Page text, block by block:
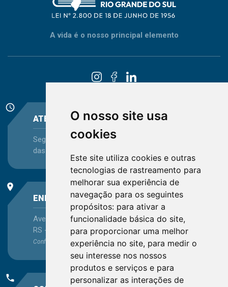
O nosso site usa
cookies
Este site utiliza cookies e outras
tecnologias de rastreamento para
melhorar sua experiência de
navegação para os seguintes
propósitos: para ativar a
funcionalidade básica do site,
para proporcionar uma melhor
experiência no site, para medir o
seu interesse nos nossos
produtos e serviços e para
personalizar as interações de
A vida é o nosso principal elemento
schedule
ATENDIMENTO
Segunda-feira a Sexta-feira - das 08:30 às 12:15 e
das 13:30 às 16:45
place
ENDEREÇO
Avenida Itaqui, 45, Bairro Petrópolis, Porto Alegre -
RS - CEP 90460-140
Confira as demaislocalizações no Estado
phone